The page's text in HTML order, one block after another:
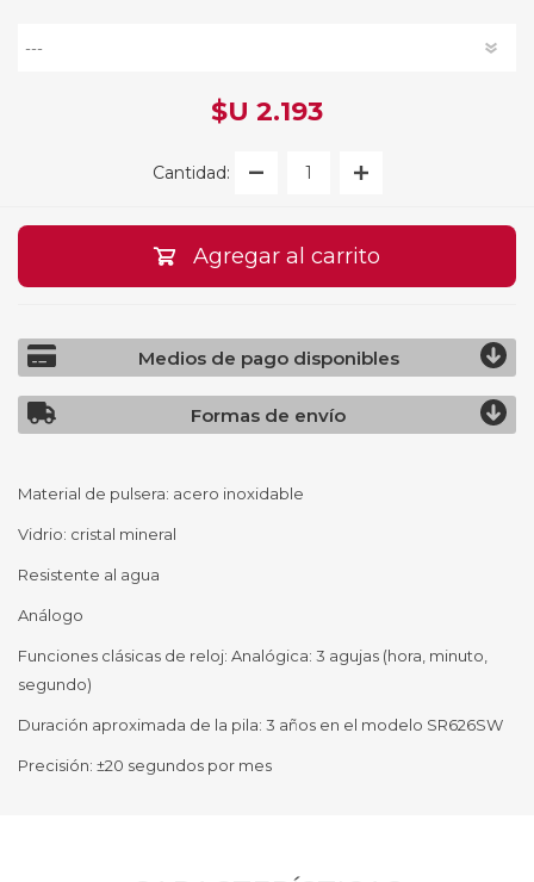
$U 2.193
Cantidad:
Agregar al carrito
Medios de pago disponibles
Formas de envío
Material de pulsera: acero inoxidable
Vidrio: cristal mineral
Resistente al agua
Análogo
Funciones clásicas de reloj: Analógica: 3 agujas (hora, minuto,
segundo)
Duración aproximada de la pila: 3 años en el modelo SR626SW
Precisión: ±20 segundos por mes